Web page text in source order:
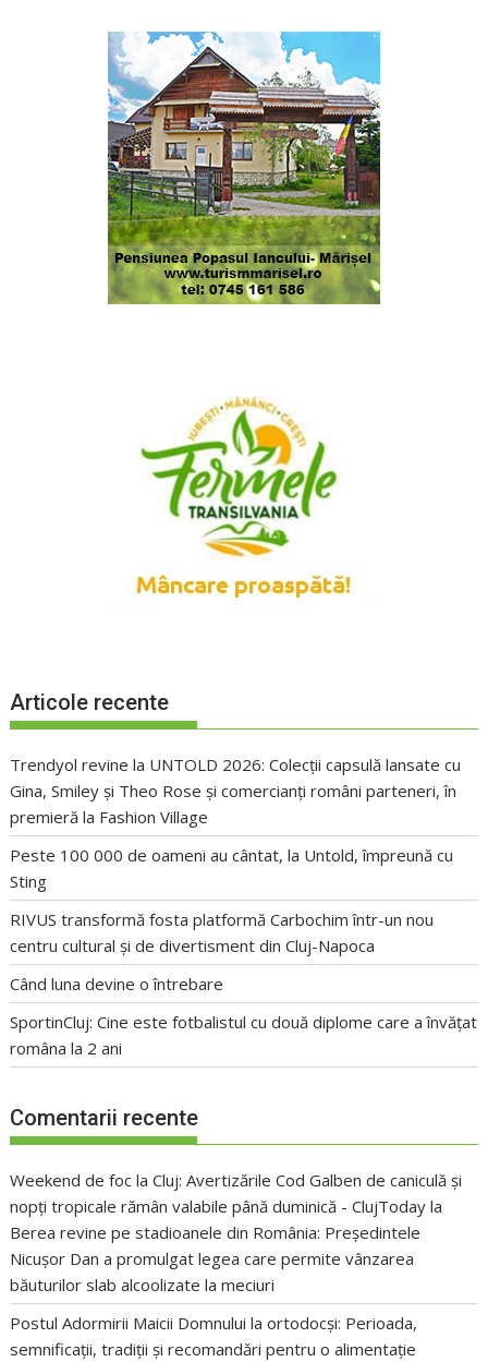
Articole recente
Trendyol revine la UNTOLD 2026: Colecții capsulă lansate cu
Gina, Smiley și Theo Rose și comercianți români parteneri, în
premieră la Fashion Village
Peste 100 000 de oameni au cântat, la Untold, împreună cu
Sting
RIVUS transformă fosta platformă Carbochim într-un nou
centru cultural și de divertisment din Cluj-Napoca
Când luna devine o întrebare
SportinCluj: Cine este fotbalistul cu două diplome care a învățat
româna la 2 ani
Comentarii recente
Weekend de foc la Cluj: Avertizările Cod Galben de caniculă și
nopți tropicale rămân valabile până duminică - ClujToday la
Berea revine pe stadioanele din România: Președintele
Nicușor Dan a promulgat legea care permite vânzarea
băuturilor slab alcoolizate la meciuri
Postul Adormirii Maicii Domnului la ortodocși: Perioada,
semnificații, tradiții și recomandări pentru o alimentație